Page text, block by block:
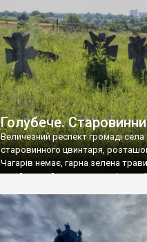
Голубече.
Величезний респект громаді села
старовинного цвинтаря,
Чагарів немає, гарна зелена
– найкращий регулятор
бруньками, кози ті бруньки
делікатес. На цвинтарі у
різноманітних форм хрестів. Село